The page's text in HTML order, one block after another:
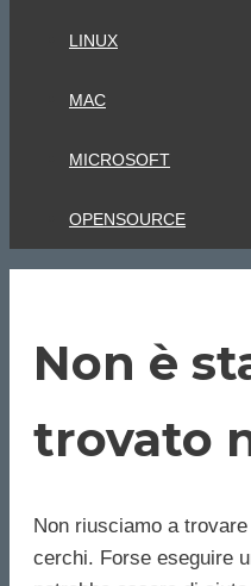
LINUX
MAC
MICROSOFT
OPENSOURCE
Non è
trovato
Non riusciamo a
cerchi. Forse eseguire